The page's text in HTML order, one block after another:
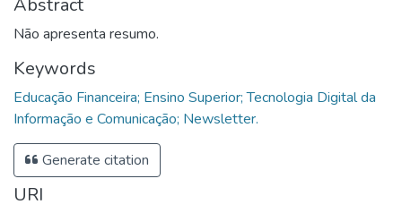
Abstract
Não apresenta resumo.
Keywords
Educação Financeira; Ensino Superior; Tecnologia Digital da
Informação e Comunicação; Newsletter.
Generate citation
URI